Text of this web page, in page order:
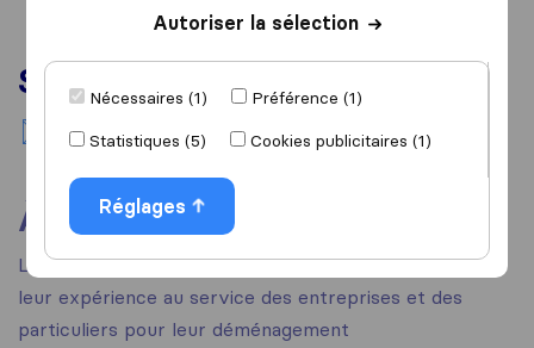
Services
Déménagement national
À propos
Les équipes de Touservices Déménagements mettent
leur expérience au service des entreprises et des
particuliers pour leur déménagement
Autoriser la sélection
Nécessaires (1)
Préférence (1)
Statistiques (5)
Cookies publicitaires (1)
Réglages